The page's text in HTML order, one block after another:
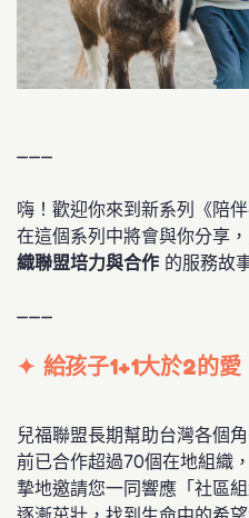
———
嗨！歡迎你來到新系列《陪
在這個系列中將會與你分享
織聯盟培力與合作 的服務故
———
✦ 給孩子1+1大於2的愛
兒福聯盟長期幫助台灣各個
前已合作超過70個在地組織
摯地邀請您一同響應「社區